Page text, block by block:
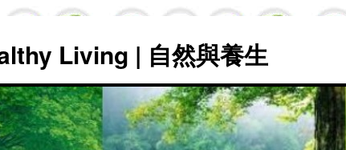
Living | 自然與養生